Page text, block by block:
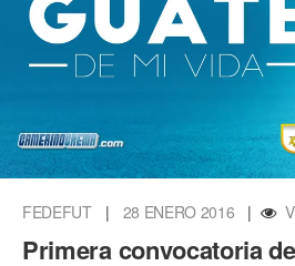
FEDEFUT | 28 ENERO 2016 |
Primera convocatoria